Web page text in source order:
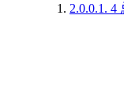
2.0.0.1. 4